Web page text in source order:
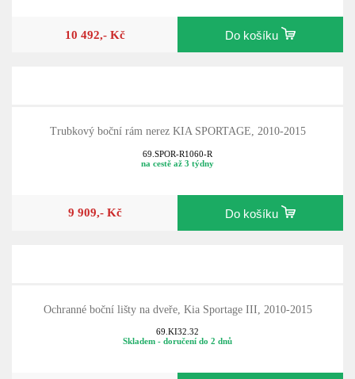
10 492,- Kč Do košíku
Trubkový boční rám nerez KIA SPORTAGE, 2010-2015
69.SPOR-R1060-R
na cestě až 3 týdny
9 909,- Kč Do košíku
Ochranné boční lišty na dveře, Kia Sportage III, 2010-2015
69.KI32.32
Skladem - doručení do 2 dnů